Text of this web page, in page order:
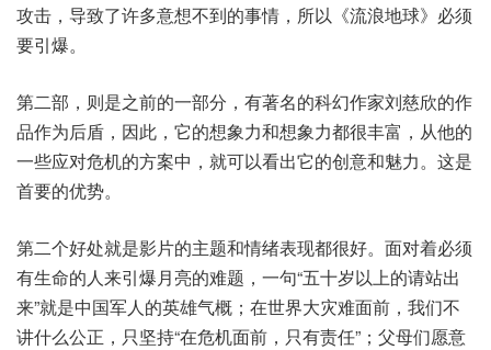
攻击，导致了许多意想不到的事情，所以《流浪地球》必须
要引爆。
第二部，则是之前的一部分，有著名的科幻作家刘慈欣的作
品作为后盾，因此，它的想象力和想象力都很丰富，从他的
一些应对危机的方案中，就可以看出它的创意和魅力。这是
首要的优势。
第二个好处就是影片的主题和情绪表现都很好。面对着必须
有生命的人来引爆月亮的难题，一句“五十岁以上的请站出
来”就是中国军人的英雄气概；在世界大灾难面前，我们不
讲什么公正，只坚持“在危机面前，只有责任”；父母们愿意